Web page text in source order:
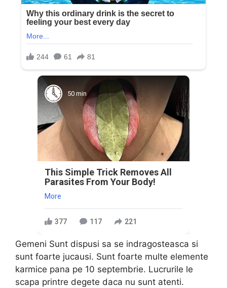
50 min
This Simple Trick Removes All
Parasites From Your Body!
More
377 117 221
Gemeni Sunt dispusi sa se indragosteasca si
sunt foarte jucausi. Sunt foarte multe elemente
karmice pana pe 10 septembrie. Lucrurile le
scapa printre degete daca nu sunt atenti.